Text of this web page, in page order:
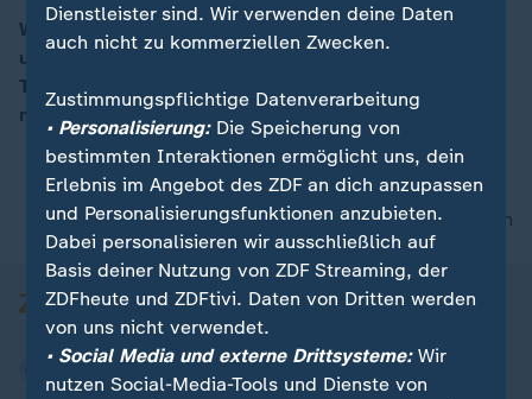
Wenn der Sommer startet, wird es voll auf den Seen
und Flüssen. Stand-Up-Paddeling ist längst ein
Trendsport. ZDF-Reporter Markus Wolsiffer wagt sich
mit dem SUP auf den Main.
nach oben
Dienstleister sind. Wir verwenden deine Daten
auch nicht zu kommerziellen Zwecken.
Zustimmungspflichtige Datenverarbeitung
• Personalisierung:Die Speicherung von
bestimmten Interaktionen ermöglicht uns, dein
Erlebnis im Angebot des ZDF an dich anzupassen
und Personalisierungsfunktionen anzubieten.
Dabei personalisieren wir ausschließlich auf
Basis deiner Nutzung von ZDF Streaming, der
ZDFheute und ZDFtivi. Daten von Dritten werden
von uns nicht verwendet.
• Social Media und externe Drittsysteme:Wir
nutzen Social-Media-Tools und Dienste von